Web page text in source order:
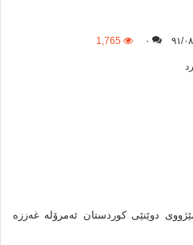
۰ 1,765
دوێنێى كوردستان ئه‌مرۆله‌ غه‌ززه‌